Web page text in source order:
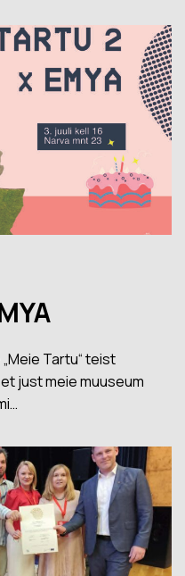
Tartu“ teist
just meie muuseum